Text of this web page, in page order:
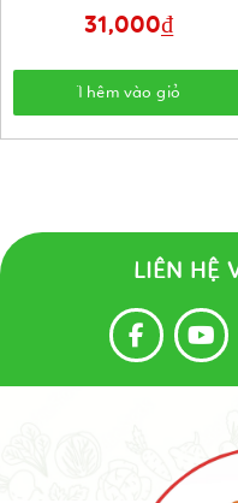
31,000₫
Thêm vào giỏ
LIÊN HỆ